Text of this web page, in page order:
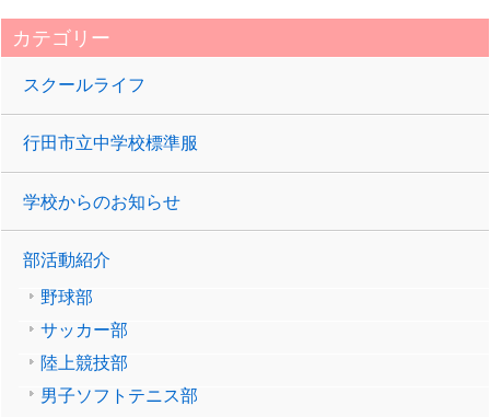
カテゴリー
スクールライフ
行田市立中学校標準服
学校からのお知らせ
部活動紹介
野球部
サッカー部
陸上競技部
男子ソフトテニス部